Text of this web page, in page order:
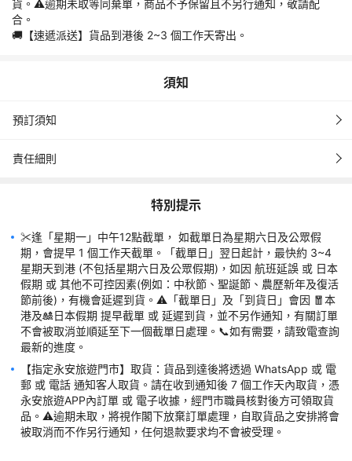
🚚【速遞派送】貨品到港後 2~3 個工作天寄出。
✂️逢「星期一」中午12點截單， 如截單日為星期六日及公眾假
期，會提早 1 個工作天截單。「截單日」翌日起計，最快約 3~4
星期天到港 (不包括星期六日及公眾假期)，如因 航班延誤 或 日本
假期 或 其他不可控因素(例如：中秋節、聖誕節、農歷新年及復活
節前後)，有機會延遲到貨。⚠️「截單日」及「到貨日」會因 🧧本
港及🎎日本假期 提早截單 或 延遲到貨，並不另作通知，有關訂單
不會被取消並順延至下一個截單日處理。📞如有需要，請致電查詢
【指定永安旅遊門市】取貨：貨品到達後將透過 WhatsApp 或 電
郵 或 電話 通知客人取貨。請在收到通知後 7 個工作天內取貨，憑
永安旅遊APP內訂單 或 電子收據，經門市職員核對後方可領取貨
品。⚠️逾期未取，將視作閣下放棄訂單處理，自取貨品之安排將會
貨。⚠️逾期未取等同棄單，商品不予保留且不另行通知，敬請配
合。
🚚【速遞派送】貨品到港後 2~3 個工作天寄出。
須知
預訂須知
責任細則
特別提示
✂️逢「星期一」中午12點截單， 如截單日為星期六日及公眾假
期，會提早 1 個工作天截單。「截單日」翌日起計，最快約 3~4
星期天到港 (不包括星期六日及公眾假期)，如因 航班延誤 或 日本
假期 或 其他不可控因素(例如：中秋節、聖誕節、農歷新年及復活
節前後)，有機會延遲到貨。⚠️「截單日」及「到貨日」會因 🧧本
港及🎎日本假期 提早截單 或 延遲到貨，並不另作通知，有關訂單
不會被取消並順延至下一個截單日處理。📞如有需要，請致電查詢
【指定永安旅遊門市】取貨：貨品到達後將透過 WhatsApp 或 電
郵 或 電話 通知客人取貨。請在收到通知後 7 個工作天內取貨，憑
永安旅遊APP內訂單 或 電子收據，經門市職員核對後方可領取貨
品。⚠️逾期未取，將視作閣下放棄訂單處理，自取貨品之安排將會
被取消而不作另行通知，任何退款要求均不會被受理。